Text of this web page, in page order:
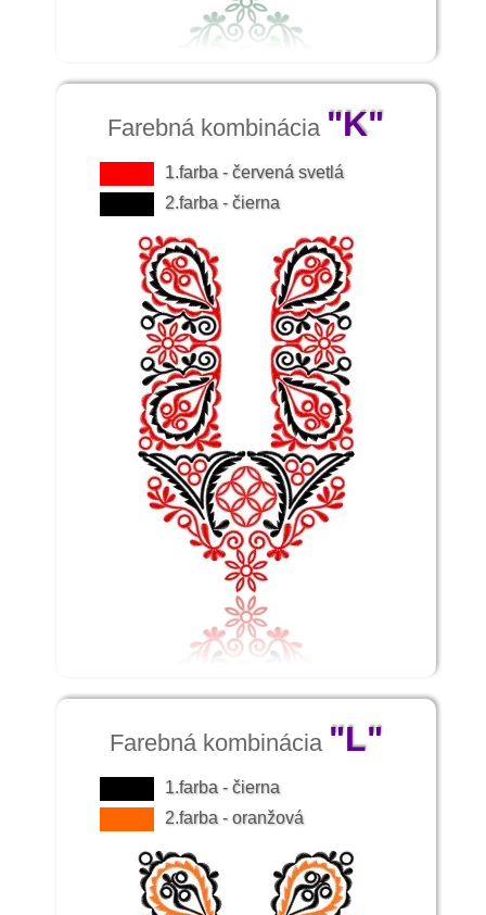
Farebná kombinácia "K"
1.farba - červená svetlá
2.farba - čierna
Farebná kombinácia "L"
1.farba - čierna
2.farba - oranžová